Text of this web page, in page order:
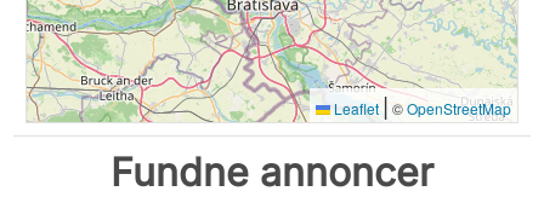
Leaflet | ©OpenStreetMap
Fundne annoncer